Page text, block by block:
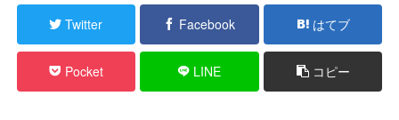
Twitter Facebook はてブ
Pocket LINE コピー